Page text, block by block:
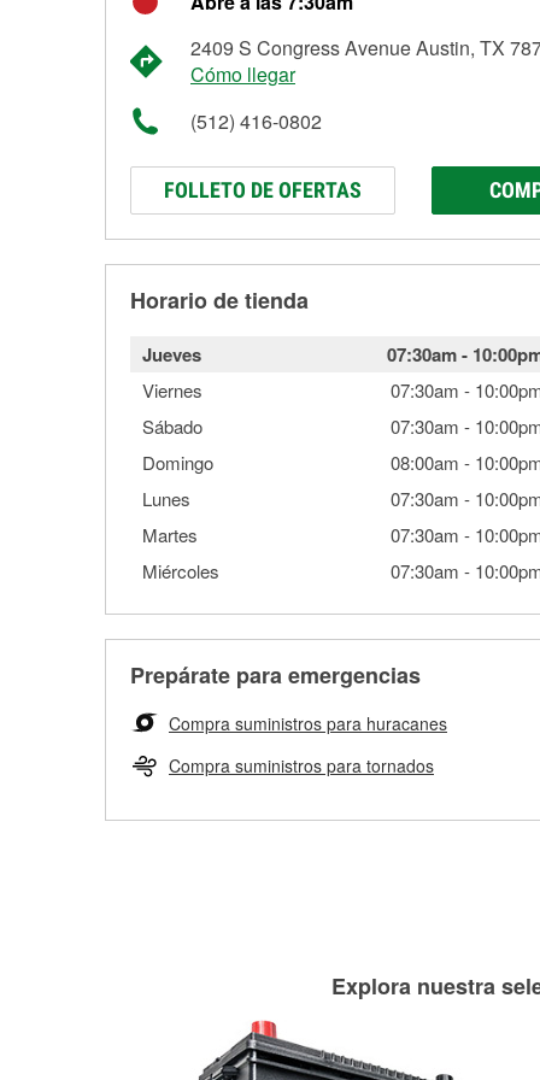
2409 S Congress Avenue Austin, TX
Cómo llegar
(512) 416-0802
FOLLETO DE OFERTAS
Horario de tienda
Jueves 07:30am-
Viernes 07:30am -
Sábado
07:30am -
Domingo
08:00am -
Lunes
07:30am -
Martes
07:30am -
Miércoles
07:30am -
Prepárate para emergencias
Compra suministros para huracanes
Compra suministros para tornados
Explora nuestra